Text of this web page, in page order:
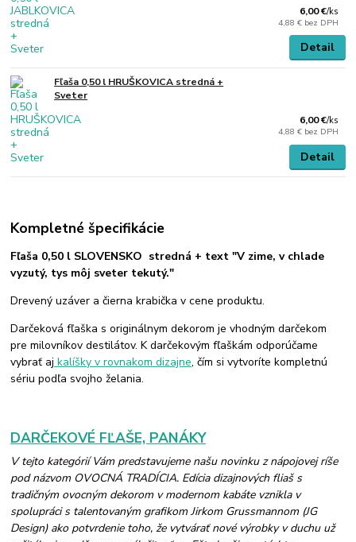
6,00 €/ks
4,88 € bez DPH
Detail
Fľaša 0,50 l HRUŠKOVICA stredná +
Sveter
6,00 €/ks
4,88 € bez DPH
Detail
Kompletné špecifikácie
Fľaša 0,50 l SLOVENSKO stredná + text "V zime, v chlade
vyzutý, tys môj sveter tekutý."
Drevený uzáver a čierna krabička v cene produktu.
Darčeková fľaška s originálnym dekorom je vhodným darčekom
pre milovníkov destilátov. K darčekovým fľaškám odporúčame
vybrať aj kalíšky v rovnakom dizajne, čím si vytvoríte kompletnú
sériu podľa svojho želania.
DARČEKOVÉ FĽAŠE, PANÁKY
V tejto kategórií Vám predstavujeme našu novinku z nápojovej ríše
pod názvom OVOCNÁ TRADÍCIA. Edícia dizajnových fliaš s
tradičným ovocným dekorom v modernom kabáte vznikla v
spolupráci s talentovaným grafikom Jirkom Grussmannom (JG
Design) ako potvrdenie toho, že vytvárať nové výrobky v duchu už